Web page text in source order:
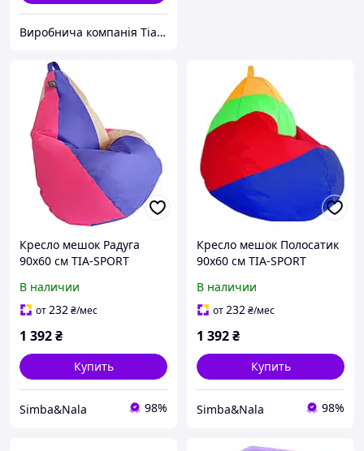
Виробнича компанія Tia-Sport
Кресло мешок Радуга
90x60 см TIA-SPORT
В наличии
от232₴/мес
1 392₴
Купить
Simba&Nala 98%
Кресло мешок Полосатик
90x60 см TIA-SPORT
В наличии
от232₴/мес
1 392₴
Купить
Simba&Nala 98%